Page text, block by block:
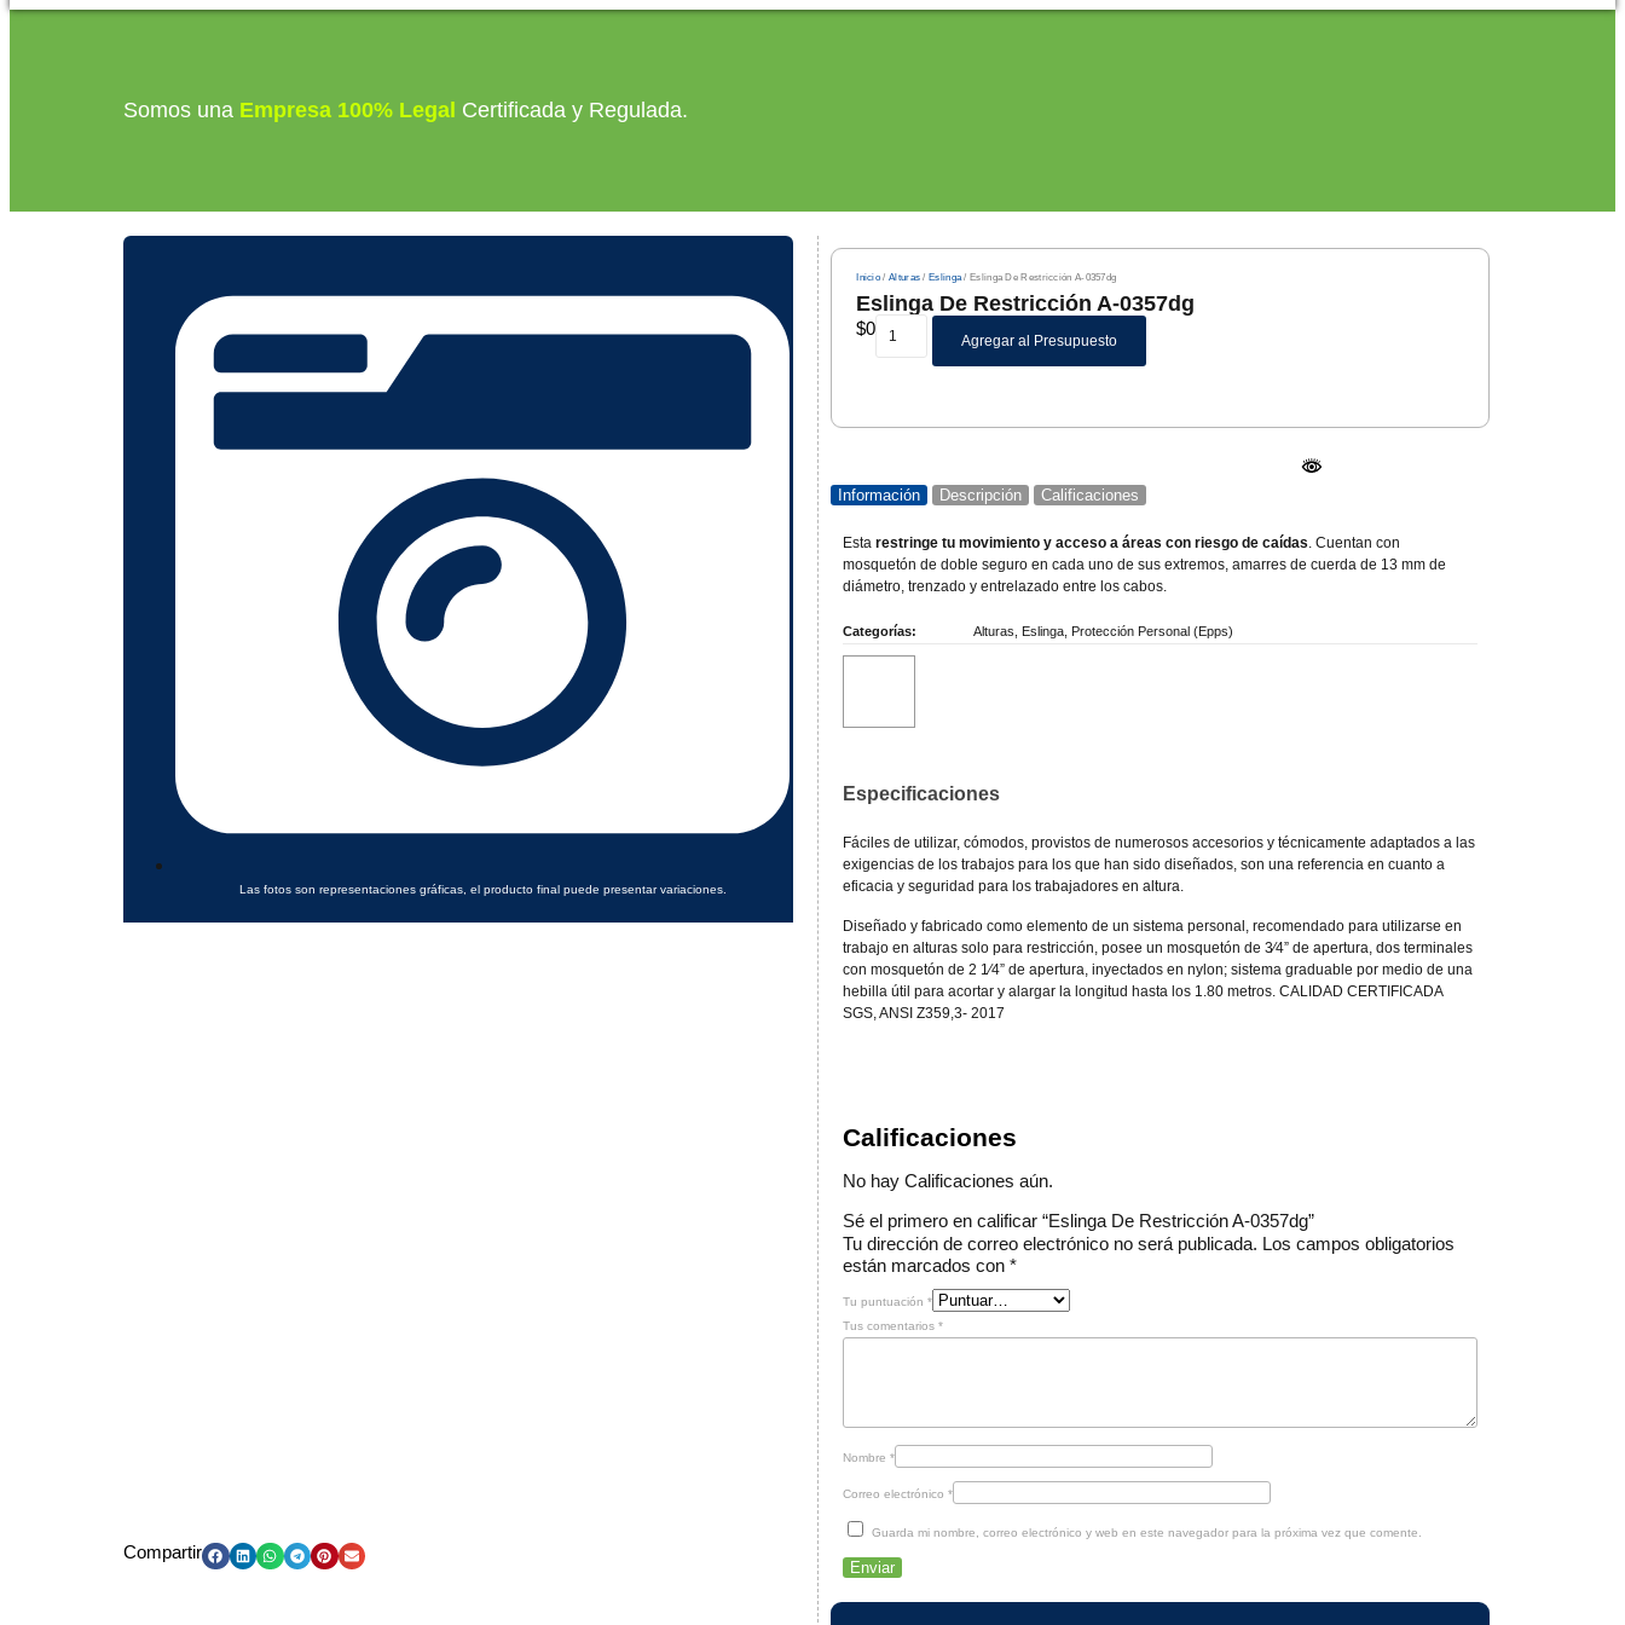
Somos una Empresa 100% Legal Certificada y Regulada.
Las fotos son representaciones gráficas, el producto final puede presentar variaciones.
Compartir
Inicio /Alturas /Eslinga / Eslinga De Restricción A-0357dg
Eslinga De Restricción A-0357dg
$0
Agregar al Presupuesto
Información Descripción Calificaciones
Estarestringe tu movimiento y acceso a áreas con riesgo de caídas . Cuentan con
mosquetón de doble seguro en cada uno de sus extremos, amarres de cuerda de 13 mm de
diámetro, trenzado y entrelazado entre los cabos.
Categorías: Alturas Eslinga Protección Personal (Epps)
Especificaciones
Fáciles de utilizar, cómodos, provistos de numerosos accesorios y técnicamente adaptados a las
exigencias de los trabajos para los que han sido diseñados, son una referencia en cuanto a
eficacia y seguridad para los trabajadores en altura.
Diseñado y fabricado como elemento de un sistema personal, recomendado para utilizarse en
trabajo en alturas solo para restricción, posee un mosquetón de 3⁄4” de apertura, dos terminales
con mosquetón de 2 1⁄4” de apertura, inyectados en nylon; sistema graduable por medio de una
hebilla útil para acortar y alargar la longitud hasta los 1.80 metros. CALIDAD CERTIFICADA
SGS, ANSI Z359,3- 2017
Calificaciones
No hay Calificaciones aún.
Sé el primero en calificar “Eslinga De Restricción A-0357dg”
Tu dirección de correo electrónico no será publicada. Los campos obligatorios
están marcados con*
Tu puntuación*
Tus comentarios*
Nombre*
Correo electrónico*
Guarda mi nombre, correo electrónico y web en este navegador para la próxima vez que comente.